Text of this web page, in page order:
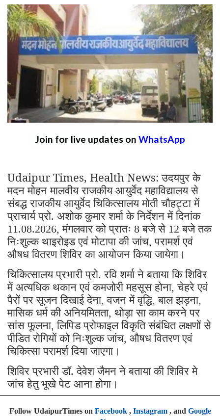
Join for live updates on WhatsApp
Udaipur Times, Health News: उदयपुर के
मदन मोहन मालवीय राजकीय आयुर्वेद महाविद्यालय से
संबद्ध राजकीय आयुर्वेद चिकित्सालय मोती चौहट्टा में
प्राचार्य प्रो. अशोक कुमार शर्मा के निर्देशन में दिनांक
11.08.2026,मंगलवार को प्रातः 8बजे से 12बजे तक
निःशुल्क थाइरोइड एवं मोटापा की जांच,परामर्श एवं
औषध वितरण शिविर का आयोजन किया जायेगा।
चिकित्सालय प्रभारी प्रो. रवि शर्मा ने बताया कि शिविर
में अत्यधिक थकान एवं कमजोरी महसूस होना,चेहरे एवं
पैरों पर सूजन दिखाई देना,वजन में वृद्धि,बाल झड़ना,
मासिक धर्म की अनियमितता, थोड़ा सा काम करने पर
सांस फूलना,लिपिड प्रोफाइल विकृति संबंधित लक्षणों से
पीडित रोगियों को निःशुल्क जांच, औषध वितरण एवं
चिकित्सा परामर्श दिया जाएगा।
शिविर प्रभारी डॉ. देवेश जैमन ने बताया की शिविर मे
जांच हेतु भूखे पेट आना होगा।
Follow UdaipurTimes on Facebook, Instagram, and Google